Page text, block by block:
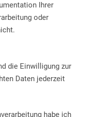
Ihrer
oder
die Einwilligung zur
Daten jederzeit
habe ich